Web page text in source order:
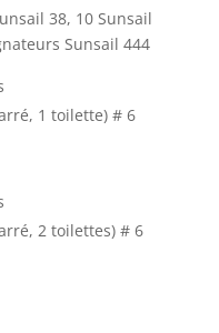
38, 10 Sunsail
Sunsail 444
1 toilette) # 6
2 toilettes) # 6